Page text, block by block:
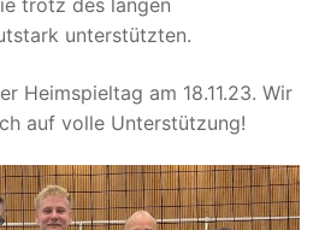
trotz des langen
unterstützten.
Heimspieltag am 18.11.23. Wir
auf volle Unterstützung!